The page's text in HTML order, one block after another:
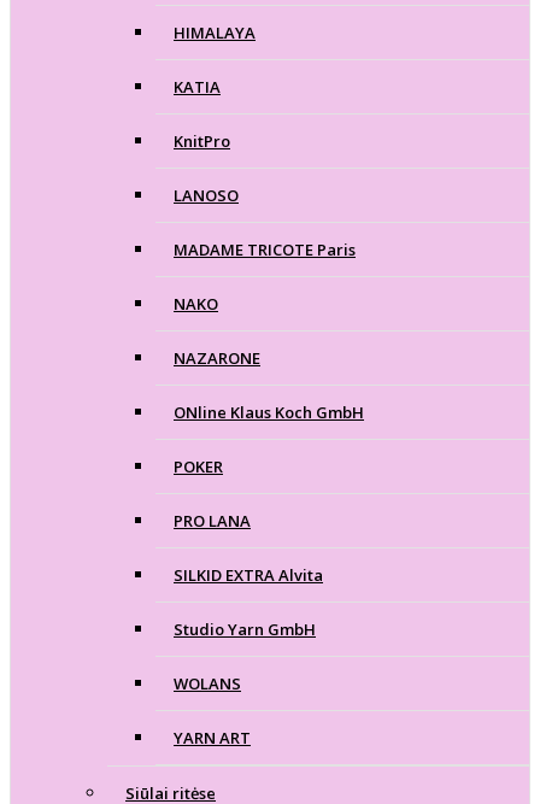
HIMALAYA
KATIA
KnitPro
LANOSO
MADAME TRICOTE Paris
NAKO
NAZARONE
ONline Klaus Koch GmbH
POKER
PRO LANA
SILKID EXTRA Alvita
Studio Yarn GmbH
WOLANS
YARN ART
Siūlai ritėse